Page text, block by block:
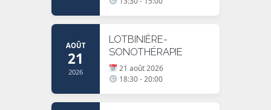
AOÛT
21
2026
LOTBINIÈRE-
SONOTHÉRAPIE
21 août 2026
18:30 - 20:00